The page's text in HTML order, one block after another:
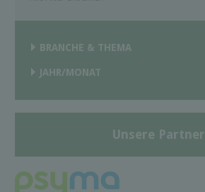
BRANCHE & THEMA
JAHR/MONAT
Unsere Partner